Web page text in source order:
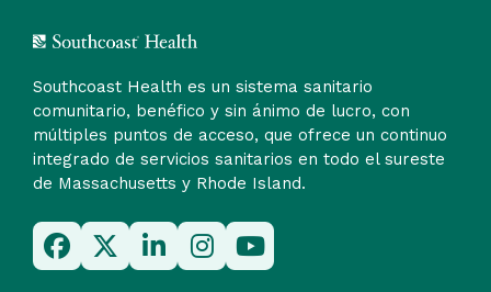
Southcoast Health es un sistema sanitario
comunitario, benéfico y sin ánimo de lucro, con
múltiples puntos de acceso, que ofrece un continuo
integrado de servicios sanitarios en todo el sureste
de Massachusetts y Rhode Island.